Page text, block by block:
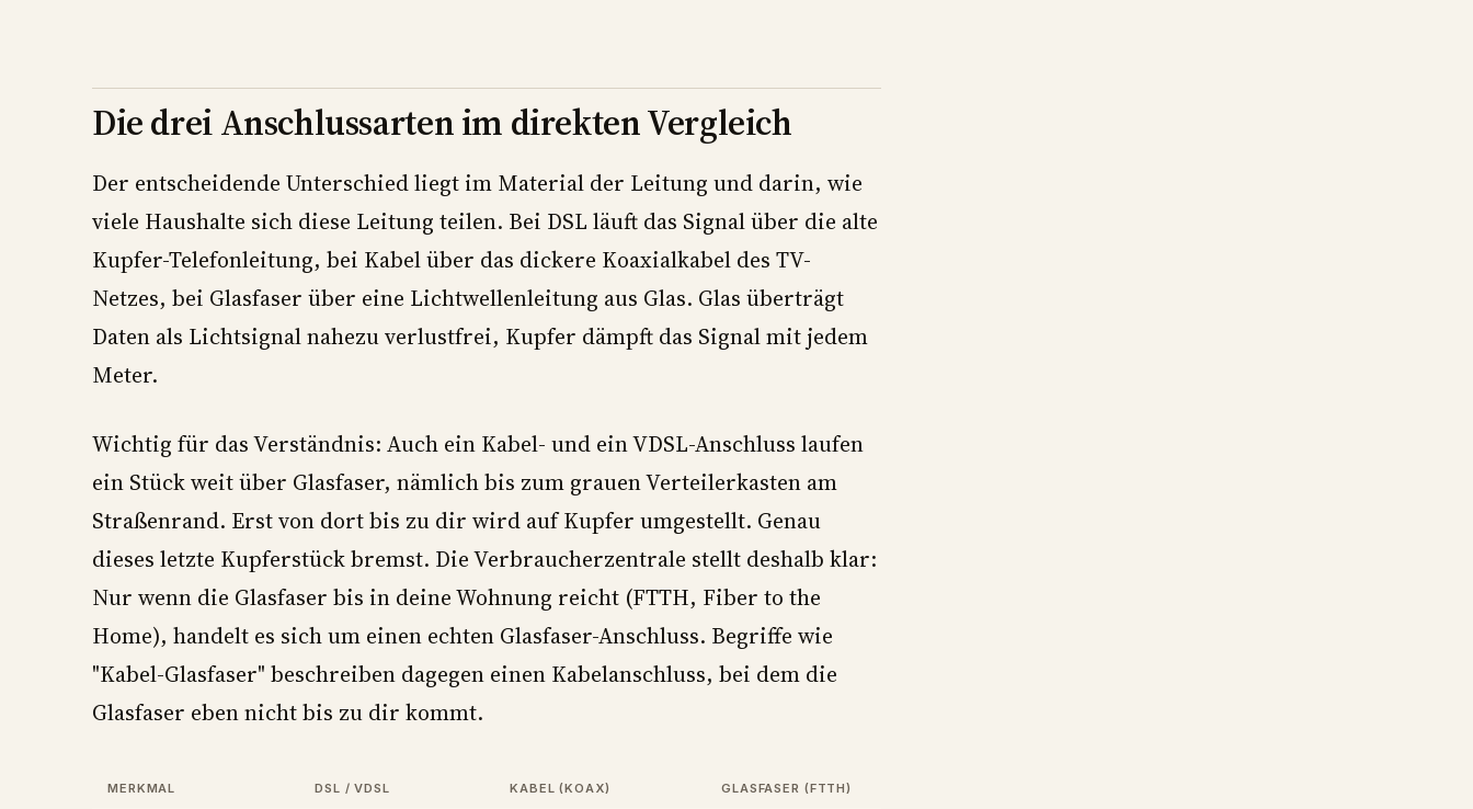
Die drei Anschlussarten im direkten Vergleich
Der entscheidende Unterschied liegt im Material der Leitung und darin, wie
viele Haushalte sich diese Leitung teilen. Bei DSL läuft das Signal über die alte
Kupfer-Telefonleitung, bei Kabel über das dickere Koaxialkabel des TV-
Netzes, bei Glasfaser über eine Lichtwellenleitung aus Glas. Glas überträgt
Daten als Lichtsignal nahezu verlustfrei, Kupfer dämpft das Signal mit jedem
Meter.
Wichtig für das Verständnis: Auch ein Kabel- und ein VDSL-Anschluss laufen
ein Stück weit über Glasfaser, nämlich bis zum grauen Verteilerkasten am
Straßenrand. Erst von dort bis zu dir wird auf Kupfer umgestellt. Genau
dieses letzte Kupferstück bremst. Die Verbraucherzentrale stellt deshalb klar:
Nur wenn die Glasfaser bis in deine Wohnung reicht (FTTH, Fiber to the
Home), handelt es sich um einen echten Glasfaser-Anschluss. Begriffe wie
"Kabel-Glasfaser" beschreiben dagegen einen Kabelanschluss, bei dem die
Glasfaser eben nicht bis zu dir kommt.
MERKMAL DSL / VDSL KABEL (KOAX) GLASFASER (FTTH)